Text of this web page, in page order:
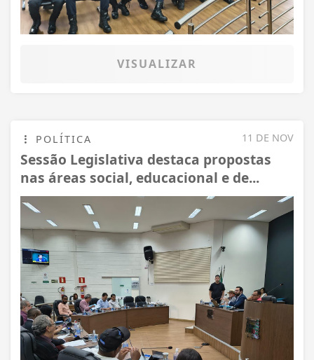
VISUALIZAR
11 DE NOV
POLÍTICA
Sessão Legislativa destaca propostas
nas áreas social, educacional e de...